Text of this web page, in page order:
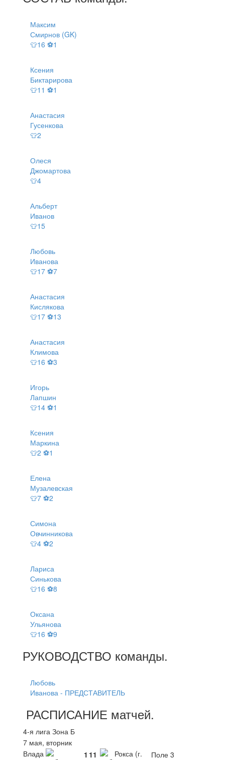
Максим
Смирнов (GK)
👕16 ⚽1
Ксения
Биктарирова
👕11 ⚽1
Анастасия
Гусенкова
👕2
Олеся
Джомартова
👕4
Альберт
Иванов
👕15
Любовь
Иванова
👕17 ⚽7
Анастасия
Кислякова
👕17 ⚽13
Анастасия
Климова
👕16 ⚽3
Игорь
Лапшин
👕14 ⚽1
Ксения
Маркина
👕2 ⚽1
Елена
Музалевская
👕7 ⚽2
Симона
Овчинникова
👕4 ⚽2
Лариса
Синькова
👕16 ⚽8
Оксана
Ульянова
👕16 ⚽9
РУКОВОДСТВО команды.
Любовь
Иванова - ПРЕДСТАВИТЕЛЬ
РАСПИСАНИЕ матчей.
4-я лига Зона Б
7 мая, вторник
Влада
1 11 Рокса (г.
Поле 3